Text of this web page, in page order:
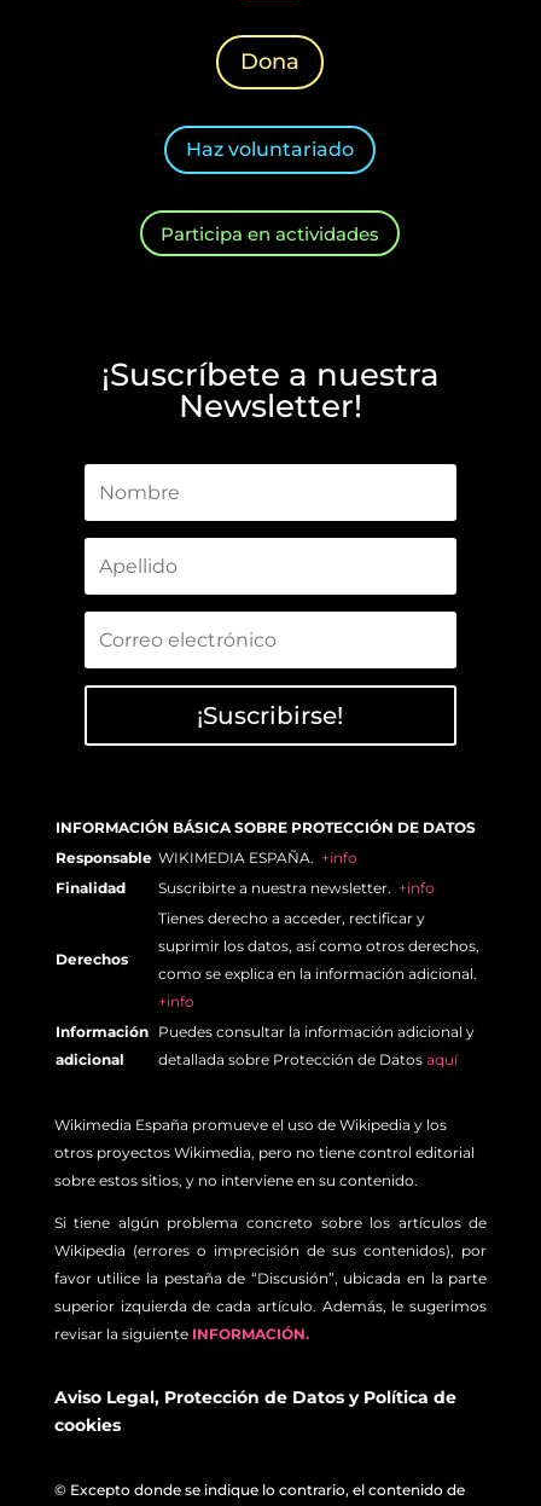
Dona
Haz voluntariado
Participa en actividades
¡Suscríbete a nuestra
Newsletter!
¡Suscribirse!
INFORMACIÓN BÁSICA SOBRE PROTECCIÓN DE DATOS
Responsable WIKIMEDIA ESPAÑA. +info
Finalidad
Suscribirte a nuestra newsletter. +info
Derechos
Tienes derecho a acceder, rectificar y
suprimir los datos, así como otros derechos,
como se explica en la información adicional.
+info
Información
adicional
Puedes consultar la información adicional y
detallada sobre Protección de Datos aquí
Wikimedia España promueve el uso de Wikipedia y los
otros proyectos Wikimedia, pero no tiene control editorial
sobre estos sitios, y no interviene en su contenido.
Si tiene algún problema concreto sobre los artículos de
Wikipedia (errores o imprecisión de sus contenidos), por
favor utilice la pestaña de “Discusión”, ubicada en la parte
superior izquierda de cada artículo. Además, le sugerimos
revisar la siguiente INFORMACIÓN.
Aviso Legal, Protección de Datosy Política de
cookies
© Excepto donde se indique lo contrario, el contenido de